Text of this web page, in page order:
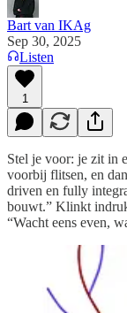
Bart van IKAg
Sep 30, 2025
Listen
1
Stel je voor: je zit in
voorbij flitsen, en
driven en fully
bouwt.” Klinkt
“Wacht eens even,